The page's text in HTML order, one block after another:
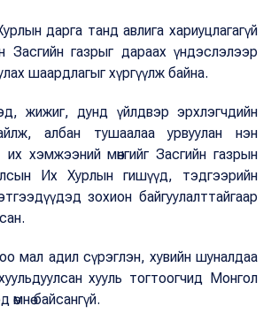
дарга танд авлига хариуцлагагүй
Засгийн газрыг дараах үндэслэлээр
шаардлагыг хүргүүлж байна.
жижиг, дунд үйлдвэр эрхлэгчдийн
албан тушаалаа урвуулан нэн
их хэмжээний мөнгийг Засгийн газрын
Их Хурлын гишүүд, тэдгээрийн
зохион байгуулалттайгаар
мал адил сүрэглэн, хувийн шуналдаа
хууль тогтоогчид Монгол
байсангүй.